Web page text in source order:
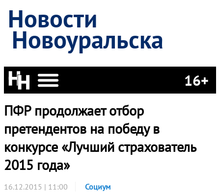
Новости
Новоуральска
16+
ПФР продолжает отбор
претендентов на победу в
конкурсе «Лучший страхователь
2015 года»
16.12.2015 | 11:00 Социум